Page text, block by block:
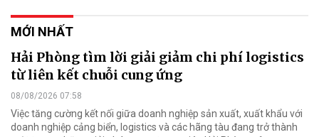
MỚI NHẤT
Hải Phòng tìm lời giải giảm chi phí logistics
từ liên kết chuỗi cung ứng
08/08/2026 07:58
Việc tăng cường kết nối giữa doanh nghiệp sản xuất, xuất khẩu với
doanh nghiệp cảng biển, logistics và các hãng tàu đang trở thành